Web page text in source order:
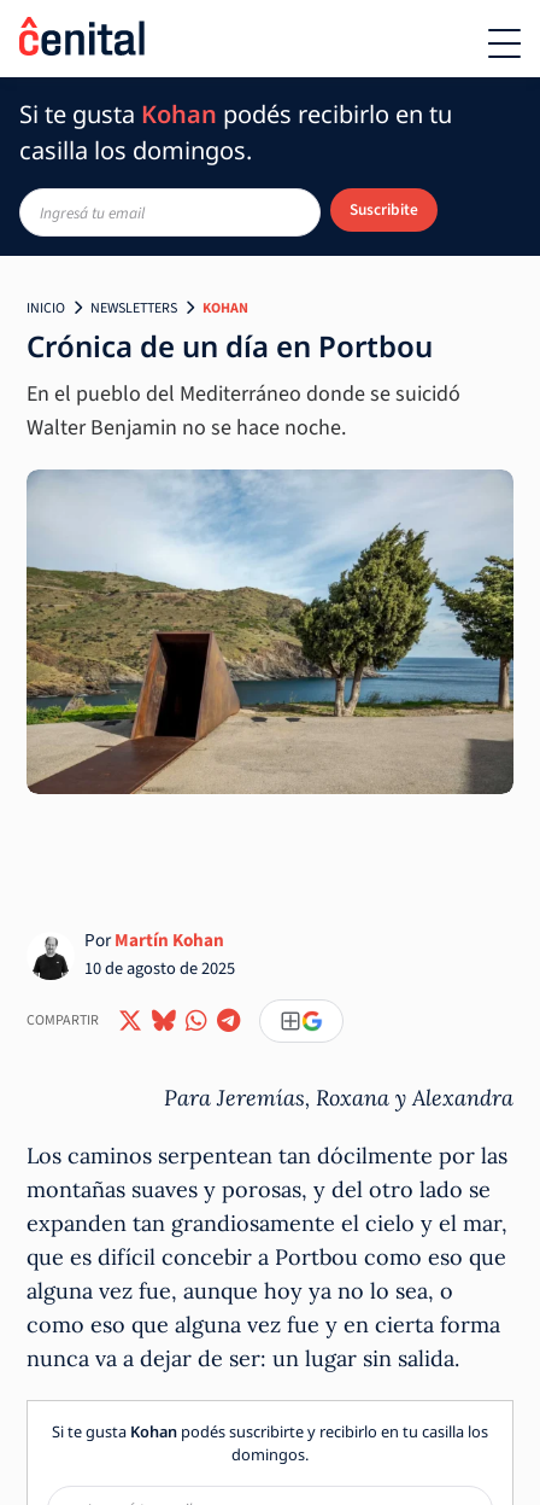
Si te gusta Kohan podés recibirlo en tu
casilla los domingos.
Suscribite
INICIO NEWSLETTERS KOHAN
Crónica de un día en Portbou
En el pueblo del Mediterráneo donde se suicidó
Walter Benjamin no se hace noche.
PorMartín Kohan
10 de agosto de 2025
COMPARTIR
Para Jeremías, Roxana y Alexandra
Los caminos serpentean tan dócilmente por las
montañas suaves y porosas, y del otro lado se
expanden tan grandiosamente el cielo y el mar,
que es difícil concebir a Portbou como eso que
alguna vez fue, aunque hoy ya no lo sea, o
como eso que alguna vez fue y en cierta forma
nunca va a dejar de ser: un lugar sin salida.
Si te gusta Kohan podés suscribirte y recibirlo en tu casilla los
domingos.